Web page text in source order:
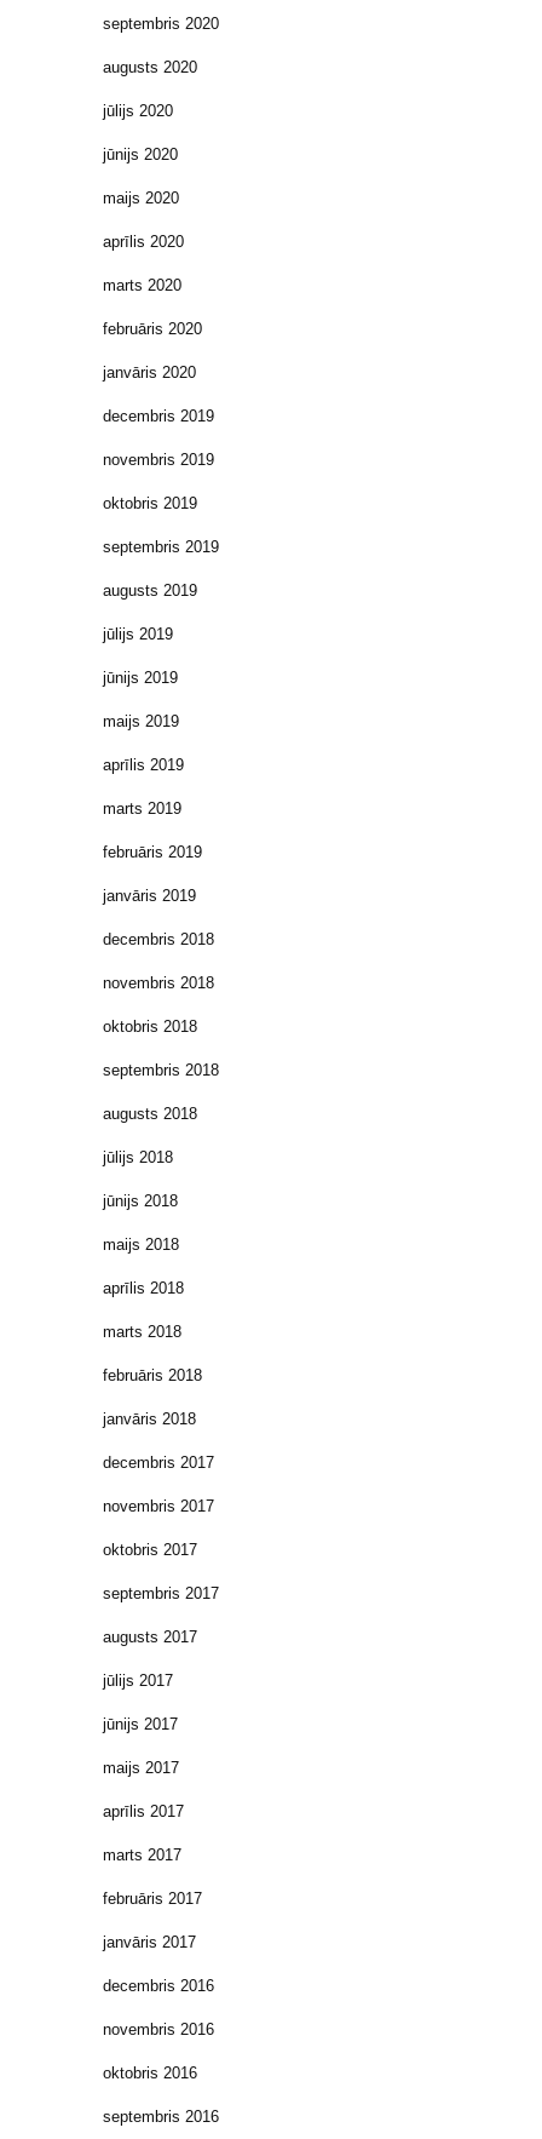
septembris 2020
augusts 2020
jūlijs 2020
jūnijs 2020
maijs 2020
aprīlis 2020
marts 2020
februāris 2020
janvāris 2020
decembris 2019
novembris 2019
oktobris 2019
septembris 2019
augusts 2019
jūlijs 2019
jūnijs 2019
maijs 2019
aprīlis 2019
marts 2019
februāris 2019
janvāris 2019
decembris 2018
novembris 2018
oktobris 2018
septembris 2018
augusts 2018
jūlijs 2018
jūnijs 2018
maijs 2018
aprīlis 2018
marts 2018
februāris 2018
janvāris 2018
decembris 2017
novembris 2017
oktobris 2017
septembris 2017
augusts 2017
jūlijs 2017
jūnijs 2017
maijs 2017
aprīlis 2017
marts 2017
februāris 2017
janvāris 2017
decembris 2016
novembris 2016
oktobris 2016
septembris 2016